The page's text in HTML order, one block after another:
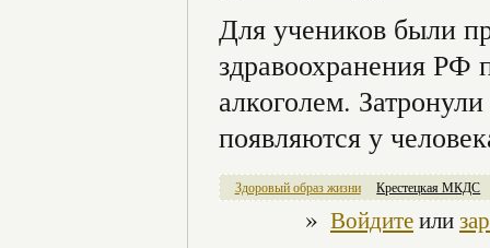
Для учеников были
здравоохранения РФ
алкоголем.
появляются у
Здоровый образ жизни Крестецкая МКДС
» Войдитеили